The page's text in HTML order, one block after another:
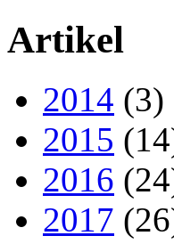
Artikel
2014 (3)
2015
2016
2017